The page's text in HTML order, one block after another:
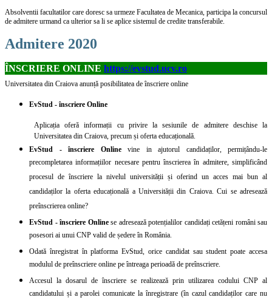
Absolventii facultatilor care doresc sa urmeze Facultatea de Mecanica, participa la concursul
de admitere urmand ca ulterior sa li se aplice sistemul de credite transferabile.
Admitere 2020
ÎNSCRIERE ONLINE https://evstud.ucv.ro
Universitatea din Craiova anunță posibilitatea de înscriere online
EvStud - înscriere Online
Aplicația oferă informații cu privire la sesiunile de admitere deschise la
Universitatea din Craiova, precum și oferta educațională.
EvStud - înscriere Onlinevine in ajutorul candidaților, permițându-le
precompletarea informațiilor necesare pentru înscrierea în admitere, simplificând
procesul de înscriere la nivelul universității și oferind un acces mai bun al
candidaților la oferta educațională a Universității din Craiova. Cui se adresează
preînscrierea online?
EvStud - înscriere Onlinese adresează potențialilor candidați cetățeni români sau
posesori ai unui CNP valid de ședere în România.
Odată înregistrat în platforma EvStud, orice candidat sau student poate accesa
modulul de preînscriere online pe întreaga perioadă de preînscriere.
Accesul la dosarul de înscriere se realizează prin utilizarea codului CNP al
candidatului și a parolei comunicate la înregistrare (în cazul candidaților care nu